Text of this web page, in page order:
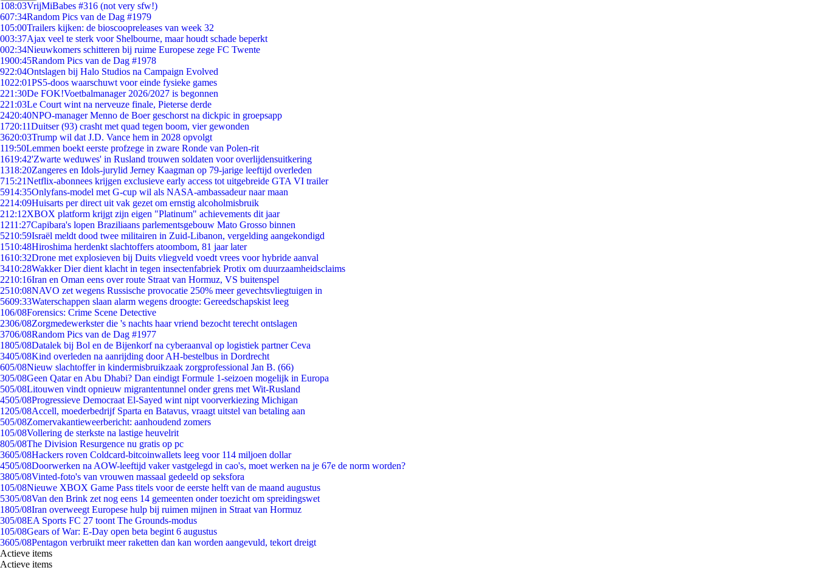
108:03VrijMiBabes #316 (not very sfw!)
607:34Random Pics van de Dag #1979
105:00Trailers kijken: de bioscoopreleases van week 32
003:37Ajax veel te sterk voor Shelbourne, maar houdt schade beperkt
002:34Nieuwkomers schitteren bij ruime Europese zege FC Twente
1900:45Random Pics van de Dag #1978
922:04Ontslagen bij Halo Studios na Campaign Evolved
1022:01PS5-doos waarschuwt voor einde fysieke games
221:30De FOK!Voetbalmanager 2026/2027 is begonnen
221:03Le Court wint na nerveuze finale, Pieterse derde
2420:40NPO-manager Menno de Boer geschorst na dickpic in groepsapp
1720:11Duitser (93) crasht met quad tegen boom, vier gewonden
3620:03Trump wil dat J.D. Vance hem in 2028 opvolgt
119:50Lemmen boekt eerste profzege in zware Ronde van Polen-rit
1619:42'Zwarte weduwes' in Rusland trouwen soldaten voor overlijdensuitkering
1318:20Zangeres en Idols-jurylid Jerney Kaagman op 79-jarige leeftijd overleden
715:21Netflix-abonnees krijgen exclusieve early access tot uitgebreide GTA VI trailer
5914:35Onlyfans-model met G-cup wil als NASA-ambassadeur naar maan
2214:09Huisarts per direct uit vak gezet om ernstig alcoholmisbruik
212:12XBOX platform krijgt zijn eigen "Platinum" achievements dit jaar
1211:27Capibara's lopen Braziliaans parlementsgebouw Mato Grosso binnen
5210:59Israël meldt dood twee militairen in Zuid-Libanon, vergelding aangekondigd
1510:48Hiroshima herdenkt slachtoffers atoombom, 81 jaar later
1610:32Drone met explosieven bij Duits vliegveld voedt vrees voor hybride aanval
3410:28Wakker Dier dient klacht in tegen insectenfabriek Protix om duurzaamheidsclaims
2210:16Iran en Oman eens over route Straat van Hormuz, VS buitenspel
2510:08NAVO zet wegens Russische provocatie 250% meer gevechtsvliegtuigen in
5609:33Waterschappen slaan alarm wegens droogte: Gereedschapskist leeg
106/08Forensics: Crime Scene Detective
2306/08Zorgmedewerkster die 's nachts haar vriend bezocht terecht ontslagen
3706/08Random Pics van de Dag #1977
1805/08Datalek bij Bol en de Bijenkorf na cyberaanval op logistiek partner Ceva
3405/08Kind overleden na aanrijding door AH-bestelbus in Dordrecht
605/08Nieuw slachtoffer in kindermisbruikzaak zorgprofessional Jan B. (66)
305/08Geen Qatar en Abu Dhabi? Dan eindigt Formule 1-seizoen mogelijk in Europa
505/08Litouwen vindt opnieuw migrantentunnel onder grens met Wit-Rusland
4505/08Progressieve Democraat El-Sayed wint nipt voorverkiezing Michigan
1205/08Accell, moederbedrijf Sparta en Batavus, vraagt uitstel van betaling aan
505/08Zomervakantieweerbericht: aanhoudend zomers
105/08Vollering de sterkste na lastige heuvelrit
805/08The Division Resurgence nu gratis op pc
3605/08Hackers roven Coldcard-bitcoinwallets leeg voor 114 miljoen dollar
4505/08Doorwerken na AOW-leeftijd vaker vastgelegd in cao's, moet werken na je 67e de norm worden?
3805/08Vinted-foto's van vrouwen massaal gedeeld op seksfora
105/08Nieuwe XBOX Game Pass titels voor de eerste helft van de maand augustus
5305/08Van den Brink zet nog eens 14 gemeenten onder toezicht om spreidingswet
1805/08Iran overweegt Europese hulp bij ruimen mijnen in Straat van Hormuz
305/08EA Sports FC 27 toont The Grounds-modus
105/08Gears of War: E-Day open beta begint 6 augustus
3605/08Pentagon verbruikt meer raketten dan kan worden aangevuld, tekort dreigt
Actieve items
Actieve items